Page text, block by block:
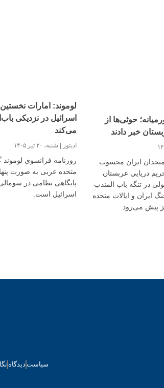
حوثی‌ها از
خبر دادند
ایران محسوب
دریایی عربستان
در تنگه باب المندب
ایران و ایالات متحده
پیش می‌رود.
لوموند: امارات
اسرائیل در نزدیکی
می‌کند
ادیتور شنبه، ۲۰ تیر ۱۴۰۵
روزنامه فرانسوی لوموند
متحده عربی به صورت
پایگاهی نظامی در
اسرائیل است.
سیاست دیدگاه